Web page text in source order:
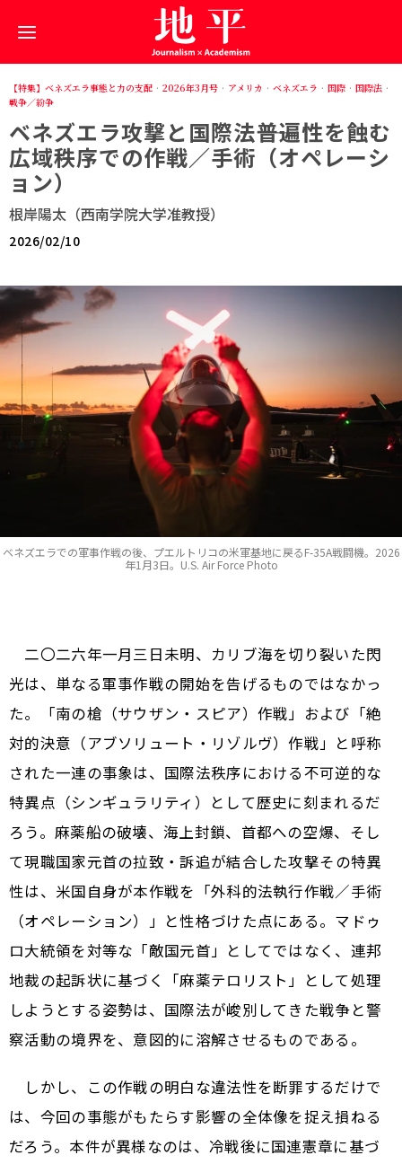
【特集】ベネズエラ事態と力の支配 · 2026年3月号 · アメリカ · ベネズエラ · 国際 · 国際法 ·
戦争／紛争
ベネズエラ攻撃と国際法――普遍性を蝕む
広域秩序での作戦／手術（オペレーシ
ョン）
根岸陽太（西南学院大学准教授）
2026/02/10
ベネズエラでの軍事作戦の後、プエルトリコの米軍基地に戻るF-35A戦闘機。2026
年1月3日。U.S. Air Force Photo
二〇二六年一月三日未明、カリブ海を切り裂いた閃
光は、単なる軍事作戦の開始を告げるものではなかっ
た。「南の槍（サウザン・スピア）作戦」および「絶
対的決意（アブソリュート・リゾルヴ）作戦」と呼称
された一連の事象は、国際法秩序における不可逆的な
特異点（シンギュラリティ）として歴史に刻まれるだ
ろう。麻薬船の破壊、海上封鎖、首都への空爆、そし
て現職国家元首の拉致・訴追が結合した攻撃――その特異
性は、米国自身が本作戦を「外科的法執行作戦／手術
（オペレーション）」と性格づけた点にある。マドゥ
ロ大統領を対等な「敵国元首」としてではなく、連邦
地裁の起訴状に基づく「麻薬テロリスト」として処理
しようとする姿勢は、国際法が峻別してきた戦争と警
察活動の境界を、意図的に溶解させるものである。
しかし、この作戦の明白な違法性を断罪するだけで
は、今回の事態がもたらす影響の全体像を捉え損ねる
だろう。本件が異様なのは、冷戦後に国連憲章に基づ